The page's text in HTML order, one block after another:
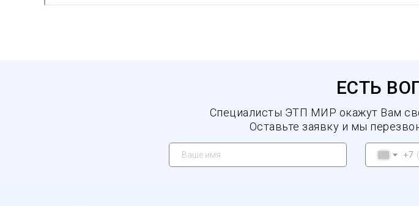
+7
ЕСТЬ
Специалисты ЭТП МИР окажут Вам
Оставьте заявку и мы